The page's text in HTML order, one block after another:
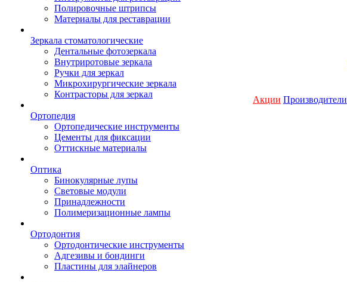
Полировочные штрипсы
Материалы для реставрации
Зеркала стоматологические
Дентальные фотозеркала
Внутриротовые зеркала
Ручки для зеркал
Микрохирургические зеркала
Контрасторы для зеркал
Ортопедия
Ортопедические инструменты
Цементы для фиксации
Оттискные материалы
Оптика
Бинокулярные лупы
Световые модули
Принадлежности
Полимеризационные лампы
Ортодонтия
Ортодонтические инструменты
Адгезивы и бондинги
Пластины для элайнеров
Акции Производители